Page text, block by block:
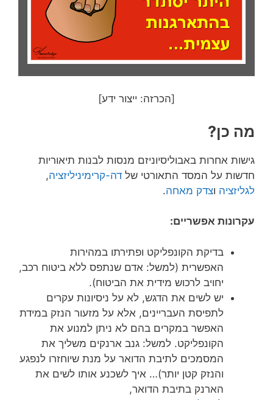
[הכרזה: ייצור ידע]
מה כן?
גישות אחרות באבוליסיוניזם מנסות לבנות תיאוריות
חדשות על המסד התאורטי של דה-קרימיניליזציה,
לגליזציה וצדק מאחה.
עקרונות אפשריים:
בדיקת הקונפליקט ופתירתו במהירות
האפשרית (למשל: אדם שנתפס ללא ביטוח רכב,
יחויב לרכוש מידית את הביטוח).
יש לשים את הדגש, לא על ניסיונות עקרים
לתפיסת העבריינים, אלא על מזעור הנזק במידת
האפשר במקרים בהם לא ניתן למנוע את
הקונפליקט. למשל: גנב ארנקים משליך את
המסמכים לתיבת הדואר על מנת שיוחזרו לנפגע
והנזק קטן יותר)… איך לשכנע אותו לשים את
הארנק בתיבת הדואר,